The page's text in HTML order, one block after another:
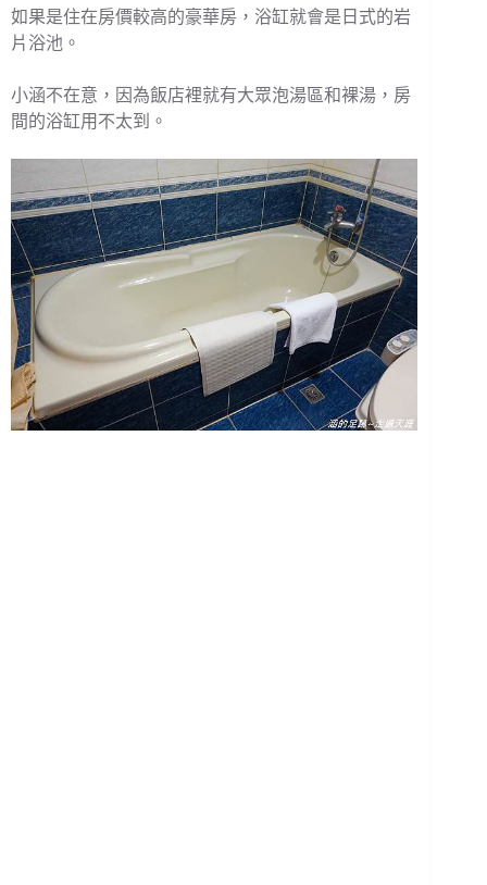
如果是住在房價較高的豪華房，浴缸就會是日式的岩
片浴池。
小涵不在意，因為飯店裡就有大眾泡湯區和裸湯，房
間的浴缸用不太到。